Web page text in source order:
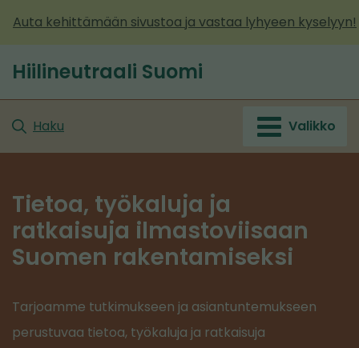
sisältöön
Auta kehittämään sivustoa ja vastaa lyhyeen kyselyyn!
Hiilineutraali Suomi
Haku Valikko
Tietoa, työkaluja ja
ratkaisuja ilmastoviisaan
Suomen rakentamiseksi
Tarjoamme tutkimukseen ja asiantuntemukseen
perustuvaa tietoa, työkaluja ja ratkaisuja